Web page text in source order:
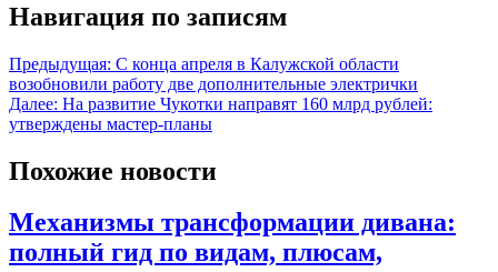
Навигация по записям
Предыдущая: С конца апреля в Калужской области
возобновили работу две дополнительные электрички
Далее: На развитие Чукотки направят 160 млрд рублей:
утверждены мастер-планы
Похожие новости
Механизмы трансформации дивана:
полный гид по видам, плюсам,